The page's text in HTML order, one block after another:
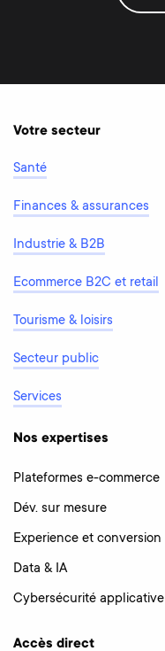
Votre secteur
Santé
Finances & assurances
Industrie & B2B
Ecommerce B2C et retail
Tourisme & loisirs
Secteur public
Services
Nos expertises
Plateformes e-commerce
Dév. sur mesure
Experience et conversion
Data & IA
Cybersécurité applicative
Accès direct